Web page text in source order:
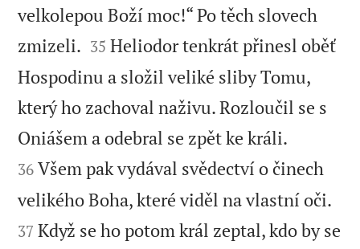
velkolepou Boží moc!“ Po těch slovech
zmizeli. 

35 Heliodor tenkrát přinesl oběť
Hospodinu a složil veliké sliby Tomu,
který ho zachoval naživu. Rozloučil se s
Oniášem a odebral se zpět ke králi.
36 Všem pak vydával svědectví o činech
velikého Boha, které viděl na vlastní oči.
37 Když se ho potom král zeptal, kdo by se